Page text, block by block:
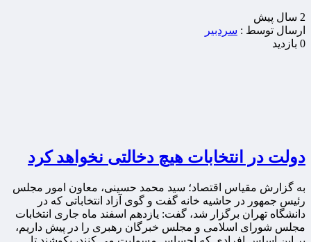
2 سال پيش
ارسال توسط : سردبیر
0 بازدید
دولت در انتخابات هیچ دخالتی نخواهد کرد
به گزارش مقیاس اقتصاد؛ سید محمد حسینی، معاون امور مجلس
رئیس جمهور در حاشیه خانه گفت و گوی آزاد انتخاباتی که در
دانشگاه تهران برگزار شد، گفت: یازدهم اسفند ماه جاری انتخابات
مجلس شورای اسلامی و مجلس خبرگان رهبری را در پیش داریم،